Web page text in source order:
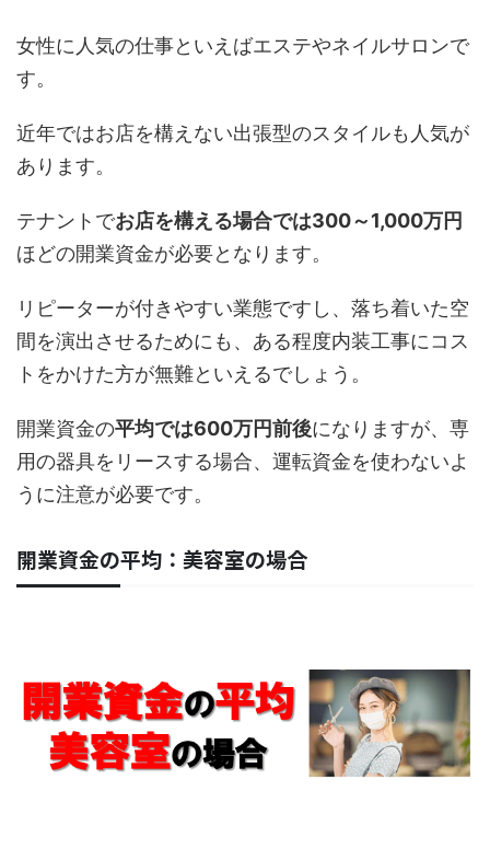
女性に人気の仕事といえばエステやネイルサロンで
す。
近年ではお店を構えない出張型のスタイルも人気が
あります。
テナントでお店を構える場合では300～1,000万円
ほどの開業資金が必要となります。
リピーターが付きやすい業態ですし、落ち着いた空
間を演出させるためにも、ある程度内装工事にコス
トをかけた方が無難といえるでしょう。
開業資金の平均では600万円前後になりますが、専
用の器具をリースする場合、運転資金を使わないよ
うに注意が必要です。
開業資金の平均：美容室の場合